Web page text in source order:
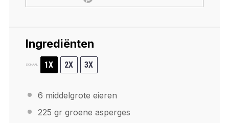
Ingrediënten
SCHAAL 1X 2X 3X
6 middelgrote eieren
225 gr groene asperges